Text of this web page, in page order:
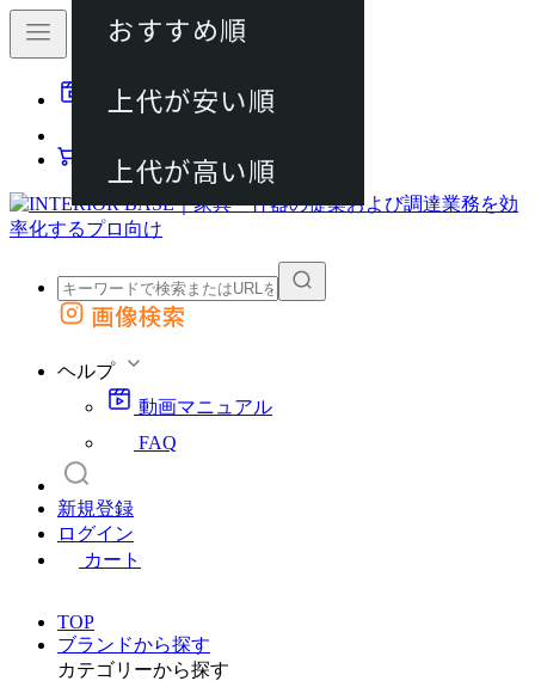
動画マニュアル
カート
外部サイトの商品をカートに追加
画像検索
ヘルプ
動画マニュアル
FAQ
新規登録
ログイン
カート
TOP
ブランドから探す
カテゴリーから探す
おすすめ順
上代が安い順
上代が高い順